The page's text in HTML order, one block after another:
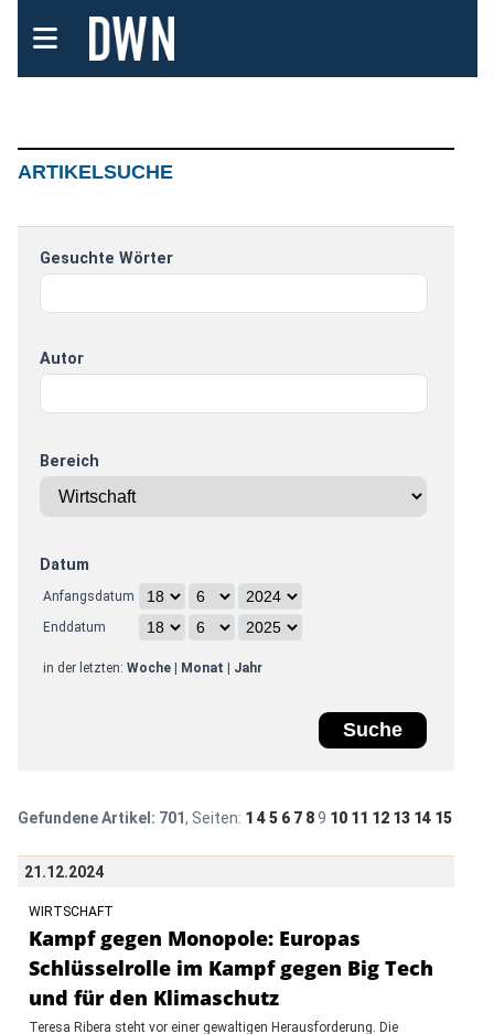
ARTIKELSUCHE
Gesuchte Wörter
Autor
Bereich
Datum
Anfangsdatum
Enddatum
in der letzten: Woche| Monat Jahr
Gefundene Artikel: 701, Seiten: 1 4 5 6 7 8 9 10 11 12 13 14 15
21.12.2024
WIRTSCHAFT
Kampf gegen Monopole: Europas
Schlüsselrolle im Kampf gegen Big Tech
und für den Klimaschutz
Teresa Ribera steht vor einer gewaltigen Herausforderung. Die